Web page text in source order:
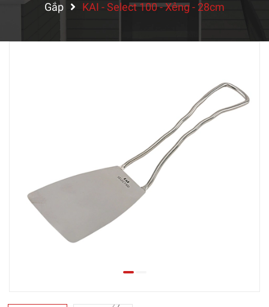
Gắp
KAI - Select 100 - Xẻng - 28cm